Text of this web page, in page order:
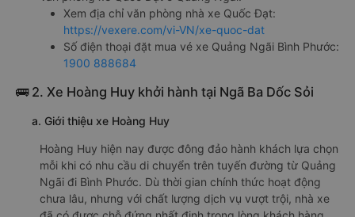
Xem địa chỉ văn phòng nhà xe Quốc Đạt:
https://vexere.com/vi-VN/xe-quoc-dat
Số điện thoại đặt mua vé xe Quảng Ngãi Bình Phước:
1900 888684
🚌 2. Xe Hoàng Huy khởi hành tại Ngã Ba Dốc Sỏi
a. Giới thiệu xe Hoàng Huy
Hoàng Huy hiện nay được đông đảo hành khách lựa chọn
mỗi khi có nhu cầu di chuyển trên tuyến đường từ Quảng
Ngãi đi Bình Phước. Dù thời gian chính thức hoạt động
chưa lâu, nhưng với chất lượng dịch vụ vượt trội, nhà xe